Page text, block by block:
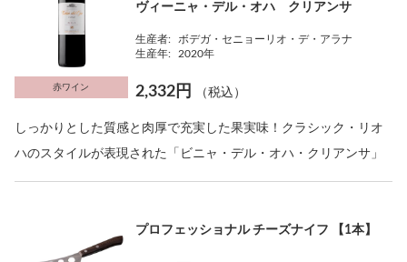
赤ワイン
ヴィーニャ・デル・オハ クリアンサ
生産者:
ボデガ・セニョーリオ・デ・アラナ
生産年:
2020年
2,332円 （税込）
しっかりとした質感と肉厚で充実した果実味！クラシック・リオ
ハのスタイルが表現された「ビニャ・デル・オハ・クリアンサ」
プロフェッショナル チーズナイフ 【1本】